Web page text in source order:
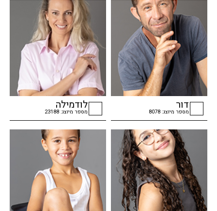
checkbox
דור
מספר מיוצג: 8078
checkbox
לודמילה
מספר מיוצג: 23188